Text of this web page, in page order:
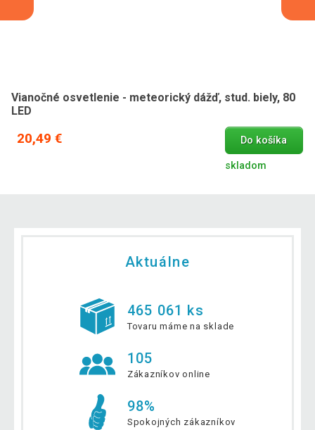
Vianočné osvetlenie - meteorický dážď, stud. biely, 80
LED
20,49 € Do košíka
skladom
Aktuálne
465 061 ks
Tovaru máme na sklade
105
Zákazníkov online
98%
Spokojných zákazníkov